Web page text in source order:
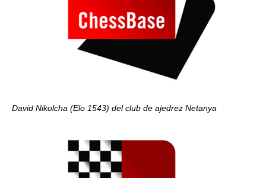
David Nikolcha (Elo 1543) del club de ajedrez Netanya